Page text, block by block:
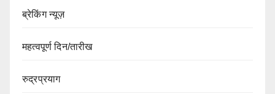
ब्रेकिंग न्यूज़
महत्वपूर्ण दिन/तारीख
रुद्रप्रयाग